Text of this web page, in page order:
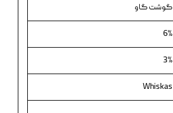
گوشت گاو
6%
3%
Whiskas